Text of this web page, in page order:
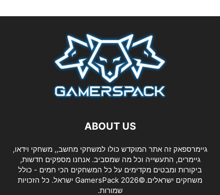
ABOUT US
גיימרספאק זה אתר המוקדש כולו למשחקי מחשב,, משחקי וידאו,
גיימרים, התעשייה וכל מה שמסביב. אנחנו מספקים חדשות,
ביקורות ומבטים מקדימים על כל המשחקים הכי חמים - כולל
משחקים ישראלים.©2026 GamersPack ישראל. כל הזכויות
שמורות.